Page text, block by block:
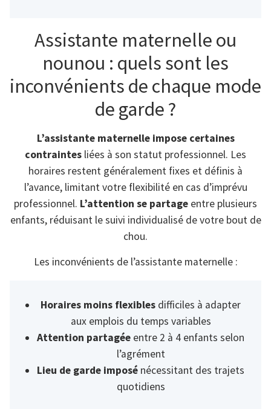
Assistante maternelle ou
nounou : quels sont les
inconvénients de chaque mode
de garde ?
L’assistante maternelle impose certaines
contraintes liées à son statut professionnel. Les
horaires restent généralement fixes et définis à
l’avance, limitant votre flexibilité en cas d’imprévu
professionnel. L’attention se partage entre plusieurs
enfants, réduisant le suivi individualisé de votre bout de
chou.
Les inconvénients de l’assistante maternelle :
Horaires moins flexibles difficiles à adapter
aux emplois du temps variables
Attention partagée entre 2 à 4 enfants selon
l’agrément
Lieu de garde imposé nécessitant des trajets
quotidiens